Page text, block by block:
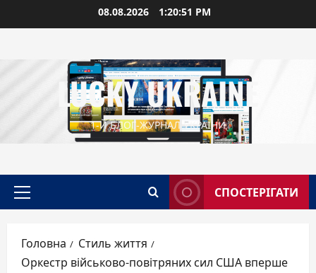
до
08.08.2026 1:20:52 PM
LUCKY UKRAINE
1-Й БЛОГ-ЖУРНАЛ УКРАЇНИ
Головне
СПОСТЕРІГАТИ
Головна
Стиль життя
Оркестр військово-повітряних сил США вперше